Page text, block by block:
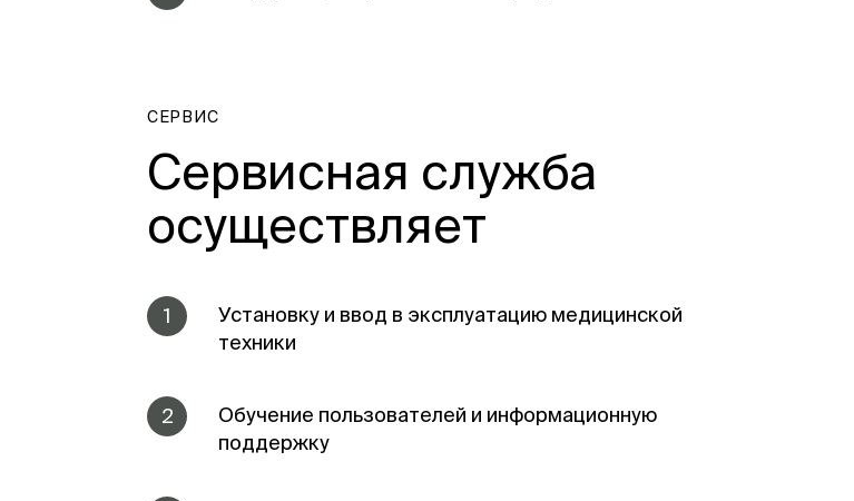
СЕРВИС
Сервисная служба
осуществляет
1
Установку и ввод в эксплуатацию медицинской
техники
2
Обучение пользователей и информационную
поддержку